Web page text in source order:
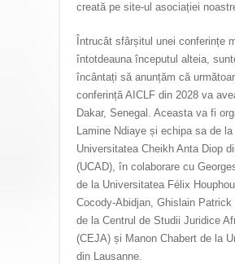
creată pe site-ul asociației
Întrucât sfârșitul unei conferințe
întotdeauna începutul alteia,
încântați să anunțăm că
conferință AICLF din 2028 va
Dakar, Senegal. Aceasta va fi
Lamine Ndiaye și echipa sa de la
Universitatea Cheikh Anta Diop
(UCAD), în colaborare cu
de la Universitatea Félix
Cocody-Abidjan, Ghislain Patrick
de la Centrul de Studii Juridice
(CEJA) și Manon Chabert de la
din Lausanne.